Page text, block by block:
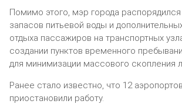
Помимо этого, мэр города распорядился
запасов питьевой воды и
отдыха пассажиров на транспортных
создании пунктов временного
для минимизации массового скопления
Ранее стало известно, что 12
приостановили работу.